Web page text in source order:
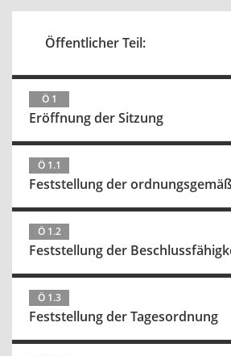
Öffentlicher Teil:
Ö 1
Eröffnung der Sitzung
Ö 1.1
Feststellung der
Ö 1.2
Feststellung der
Ö 1.3
Feststellung der Tagesordnung